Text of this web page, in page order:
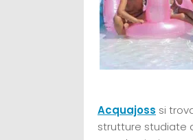
Acquajoss si
strutture studiate